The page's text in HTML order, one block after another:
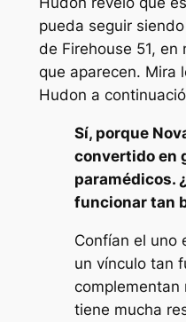
pueda seguir
de Firehouse 51,
que aparecen. Mira
Hudon a
Sí, porque
convertido en
paramédicos.
funcionar tan
Confían el uno
un vínculo tan
complementan
tiene mucha